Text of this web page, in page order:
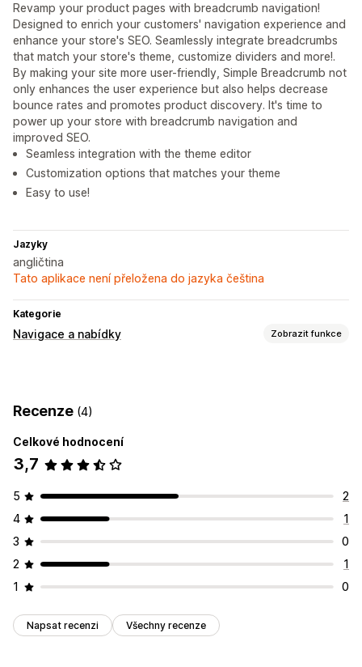
Revamp your product pages with breadcrumb navigation!
Designed to enrich your customers' navigation experience and
enhance your store's SEO. Seamlessly integrate breadcrumbs
that match your store's theme, customize dividers and more!.
By making your site more user-friendly, Simple Breadcrumb not
only enhances the user experience but also helps decrease
bounce rates and promotes product discovery. It's time to
power up your store with breadcrumb navigation and
improved SEO.
Seamless integration with the theme editor
Customization options that matches your theme
Easy to use!
Jazyky
angličtina
Tato aplikace není přeložena do jazyka čeština
Kategorie
Navigace a nabídky Zobrazit funkce
Navigační drobečky
Přizpůsobení
Barva a písmo Odznaky a štítky
Responzivní design pro mobilní zařízení
Recenze (4)
Celkové hodnocení
3,7
5
2
4
1
3
0
2
1
1
0
Napsat recenzi Všechny recenze